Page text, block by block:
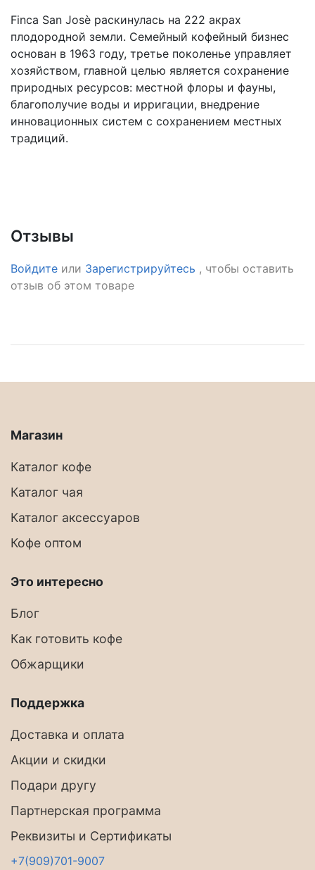
Finca San Josè раскинулась на 222 акрах
плодородной земли. Семейный кофейный бизнес
основан в 1963 году, третье поколенье управляет
хозяйством, главной целью является сохранение
природных ресурсов: местной флоры и фауны,
благополучие воды и ирригации, внедрение
инновационных систем с сохранением местных
традиций.
Отзывы
Войдите или Зарегистрируйтесь , чтобы оставить
отзыв об этом товаре
Магазин
Каталог кофе
Каталог чая
Каталог аксессуаров
Кофе оптом
Это интересно
Блог
Как готовить кофе
Обжарщики
Поддержка
Доставка и оплата
Акции и скидки
Подари другу
Партнерская программа
Реквизиты и Сертификаты
+7(909)701-9007